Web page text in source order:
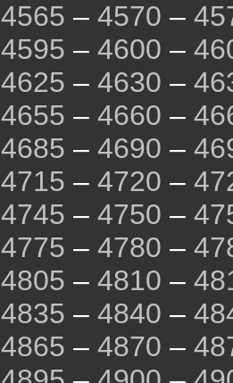
4565 – 4570 –
4595 – 4600 –
4625 – 4630 –
4655 – 4660 –
4685 – 4690 –
4715 – 4720 –
4745 – 4750 –
4775 – 4780 –
4805 – 4810 –
4835 – 4840 –
4865 – 4870 –